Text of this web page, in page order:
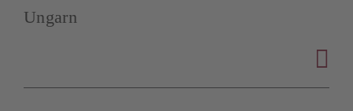
Ungarn